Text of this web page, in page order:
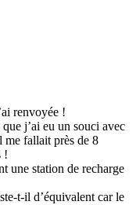
renvoyée !
j’ai eu un souci avec
me fallait près de 8
!
une station de recharge
t-il d’équivalent car le